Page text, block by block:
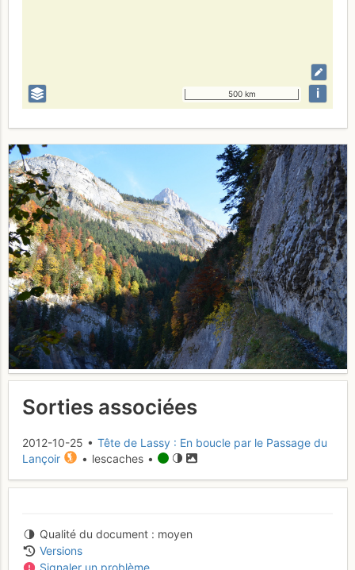
500 km i
Sorties associées
2012-10-25 • Tête de Lassy : En boucle par le Passage du
Lançoir
• lescaches •
Qualité du document
moyen
Versions